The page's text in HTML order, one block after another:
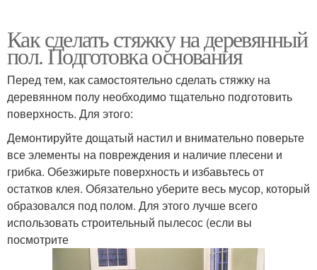
Как сделать стяжку на деревянный
пол. Подготовка основания
Перед тем, как самостоятельно сделать стяжку на
деревянном полу необходимо тщательно подготовить
поверхность. Для этого:
Демонтируйте дощатый настил и внимательно поверьте
все элементы на повреждения и наличие плесени и
грибка. Обезжирьте поверхность и избавьтесь от
остатков клея. Обязательно уберите весь мусор, который
образовался под полом. Для этого лучше всего
использовать строительный пылесос (если вы
посмотрите